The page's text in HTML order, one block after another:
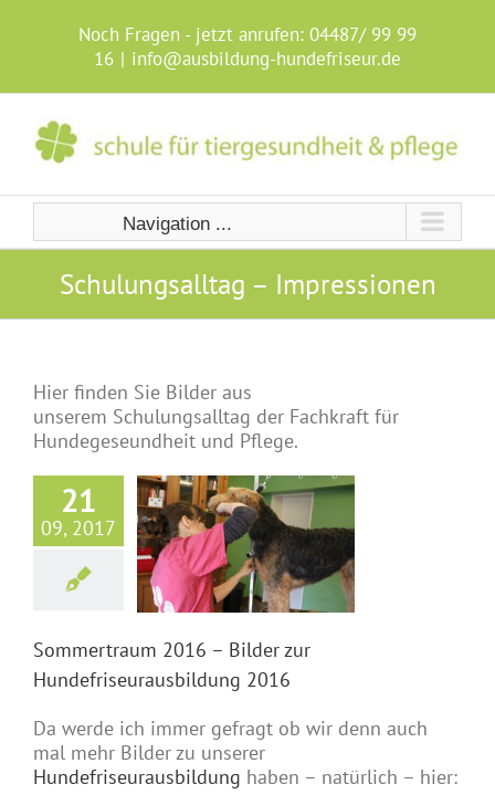
Noch Fragen - jetzt anrufen: 04487/ 99 99
16 | info@ausbildung-hundefriseur.de
Navigation ...
Schulungsalltag – Impressionen
Hier finden Sie Bilder aus
unserem Schulungsalltag der Fachkraft für
Hundegeseundheit und Pflege.
21
09, 2017
Bilder zur
Sommertraum 2016 – Bilder zur
Hundefriseurausbildung 2016
Da werde ich immer gefragt ob wir denn auch
mal mehr Bilder zu unserer
Hundefriseurausbildung haben – natürlich – hier: